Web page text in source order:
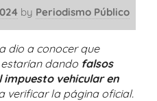
by Periodismo Público
dio a conocer que
dando falsos
vehicular en
verificar la página oficial.